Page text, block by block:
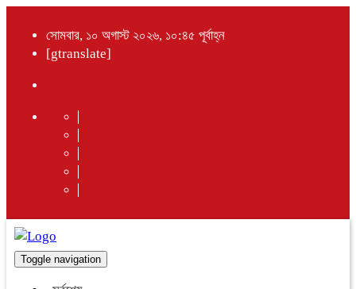
সোমবার, ১০ অগাস্ট ২০২৬, ১০:৪৫ পূর্বাহ্ন
[gtranslate]
Toggle navigation